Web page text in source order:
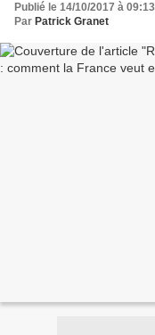
Publié le 14/10/2017 à 09:13
Par Patrick Granet